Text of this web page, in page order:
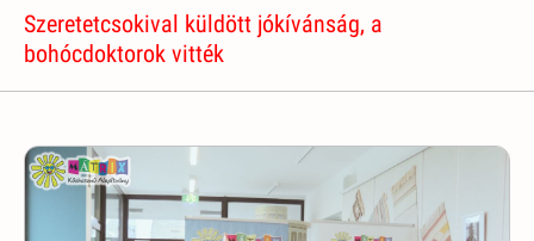
Szeretetcsokival küldött jókívánság, a
bohócdoktorok vitték